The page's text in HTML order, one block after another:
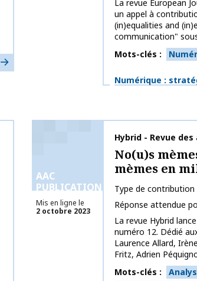
En savoir plus
La revue European
un appel à
(in)equalities and
communication"
Mots-clés
Thématiques
Numérique :
AAC
PUBLICATIONS
Mis en ligne le
2 octobre 2023
Nom de la
Hybrid - Revue
No(u)s
mèmes en
Type de
Réponse attendue
La revue Hybrid
numéro 12. Dédié
Laurence Allard,
Fritz, Adrien
Mots-clés